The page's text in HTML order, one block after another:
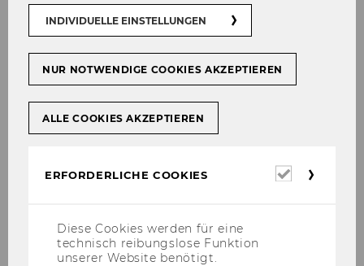
Mitt­tei­lungs­blatt vom 23. No­vem­ber 2005, 8.
Stück
Gemäß § 8 Abs 2 der Richt­li­nie des Rek­to­rats
für die Be­voll­mäch­ti­gung von Ar­beit­neh­me­rin­
nen und Ar­beit­neh­mern der Wirt­schafts­uni­ver­
vom 27.2.2004, in der Fas­sung Mit­tei­lungs­blatt
voll­mäch­tigt, im je­wei­li­gen Wir­kungs­be­reich
und im Rah­men der je­weils zur Ver­fü­gung ste­
INDIVIDUELLE EINSTELLUNGEN
NUR NOTWENDIGE COOKIES AKZEPTIEREN
ALLE COOKIES AKZEPTIEREN
ERFORDERLICHE COOKIES
Diese Cookies werden für eine
technisch reibungslose Funktion
unserer Website benötigt.